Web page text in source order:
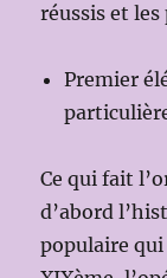
réussis et les
Premier
Ce qui fait
d’abord
populaire qui